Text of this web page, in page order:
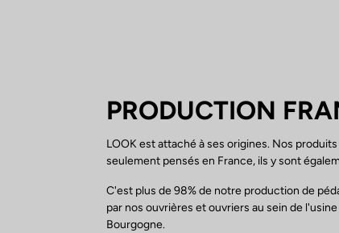
PRODUCTION
LOOK est attaché à ses origines. Nos
seulement pensés en France, ils y sont
C'est plus de 98% de notre production de
par nos ouvrières et ouvriers au sein de
Bourgogne.